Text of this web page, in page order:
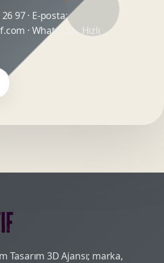
97· E-posta:
· WhatsApp:Hızlı
Tasarım 3D Ajansı; marka,